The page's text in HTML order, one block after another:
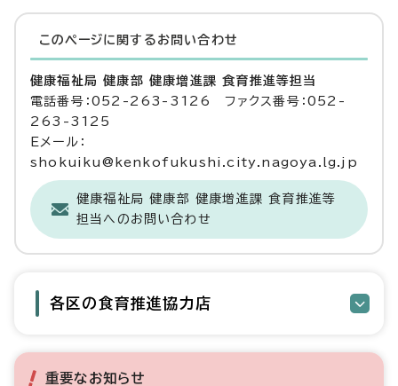
このページに関する お問い合わせ
健康福祉局 健康部 健康増進課 食育推進等担当
電話番号：052-263-3126 ファクス番号：052-
263-3125
Eメール：
shokuiku@kenkofukushi.city.nagoya.lg.jp
健康福祉局 健康部 健康増進課 食育推進等
担当へのお問い合わせ
各区の食育推進協力店
重要なお知らせ